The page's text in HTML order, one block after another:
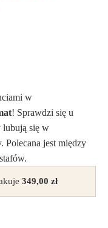
w
! Sprawdzi się u
lubują się w
jest między
349,00zł